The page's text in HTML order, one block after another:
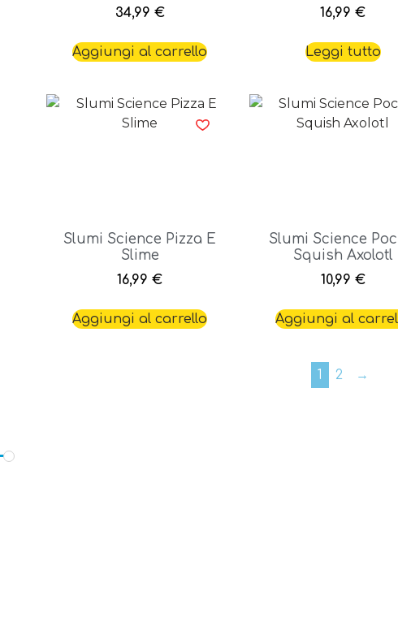
34,99 €
Aggiungi al carrello
16,99€
Leggi tutto
Slumi Science Pizza E
Slime
16,99€
Aggiungi al carrello
Slumi Science
Squish Axolotl
10,99 €
Aggiungi al
1 2 →